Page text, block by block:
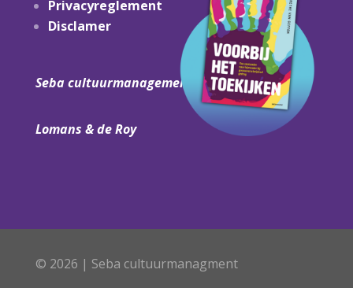
Privacyreglement
Disclamer
Seba cultuurmanagement.nl
Lomans & de Roy
© 2026 | Seba cultuurmanagment